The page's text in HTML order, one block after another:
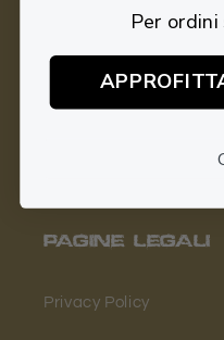
I nostri punti vendita
Contact Us
Track your Order
PAGINE LEGALI
Privacy Policy
Per